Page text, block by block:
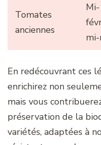
Tomates
anciennes
Mi-
En redécouvrant ces
enrichirez non
mais vous
préservation de la
variétés, adaptées à